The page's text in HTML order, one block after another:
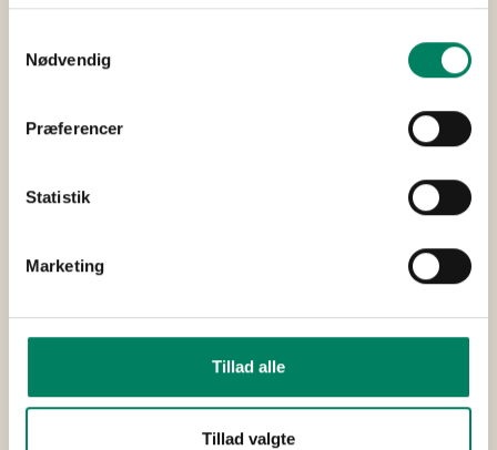
Nødvendig
Præferencer
Statistik
Marketing
Tillad alle
Tillad valgte